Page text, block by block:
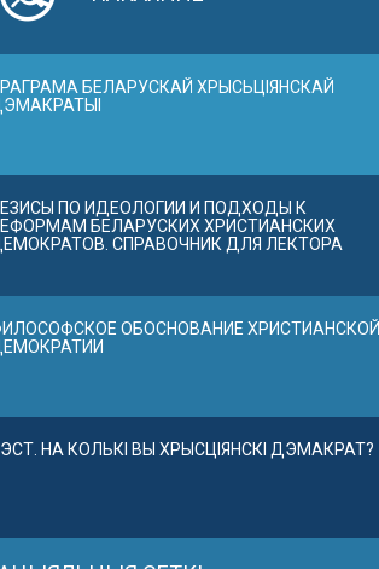
БЕЛАРУСКАЙ ХРЫСЬЦІЯНСКАЙ
ПО ИДЕОЛОГИИ И ПОДХОДЫ К
БЕЛАРУСКИХ ХРИСТИАНСКИХ
СПРАВОЧНИК ДЛЯ ЛЕКТОРА
ОБОСНОВАНИЕ ХРИСТИАНСКОЙ
НА КОЛЬКІ ВЫ ХРЫСЦІЯНСКІ ДЭМАКРАТ?